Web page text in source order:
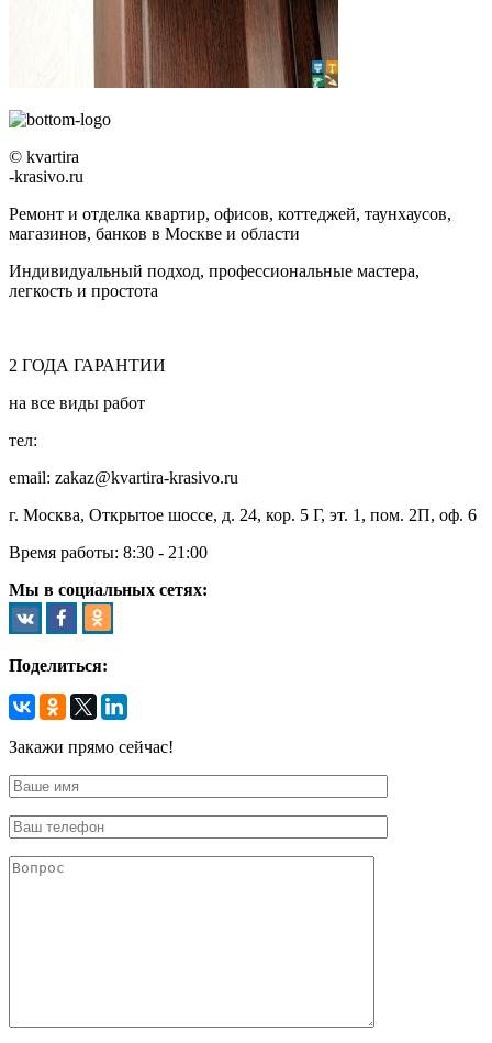
© kvartira
-krasivo.ru
Ремонт и отделка квартир, офисов, коттеджей, таунхаусов,
магазинов, банков в Москве и области
Индивидуальный подход, профессиональные мастера,
легкость и простота
2 ГОДА ГАРАНТИИ
на все виды работ
тел:
email: zakaz@kvartira-krasivo.ru
г. Москва, Открытое шоссе, д. 24, кор. 5 Г, эт. 1, пом. 2П, оф. 6
Время работы: 8:30 - 21:00
Мы в социальных сетях:
Поделиться:
Закажи прямо сейчас!